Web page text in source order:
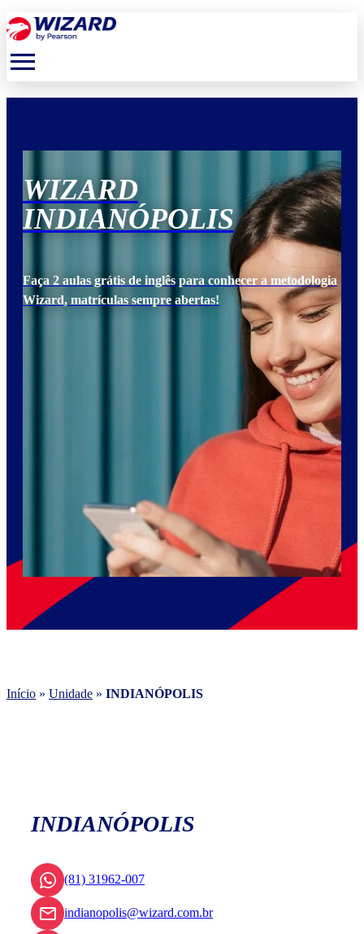
menu
WIZARD
INDIANÓPOLIS
Faça 2 aulas grátis de inglês para conhecer a metodologia
Wizard, matrículas sempre abertas!
Início » Unidade » INDIANÓPOLIS
INDIANÓPOLIS
(81) 31962-007
indianopolis@wizard.com.br